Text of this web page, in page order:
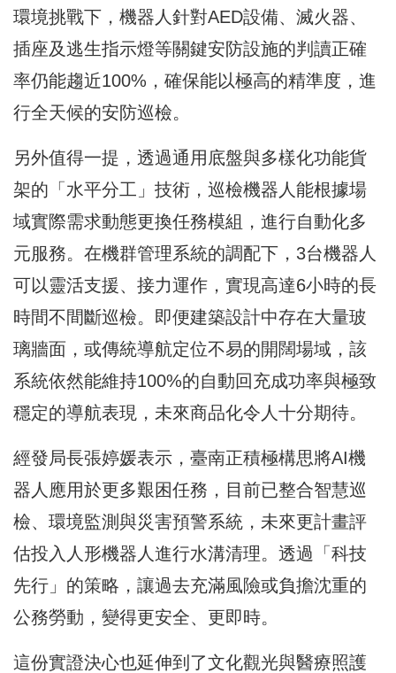
環境挑戰下，機器人針對AED設備、滅火器、
插座及逃生指示燈等關鍵安防設施的判讀正確
率仍能趨近100%，確保能以極高的精準度，進
行全天候的安防巡檢。
另外值得一提，透過通用底盤與多樣化功能貨
架的「水平分工」技術，巡檢機器人能根據場
域實際需求動態更換任務模組，進行自動化多
元服務。在機群管理系統的調配下，3台機器人
可以靈活支援、接力運作，實現高達6小時的長
時間不間斷巡檢。即便建築設計中存在大量玻
璃牆面，或傳統導航定位不易的開闊場域，該
系統依然能維持100%的自動回充成功率與極致
穩定的導航表現，未來商品化令人十分期待。
經發局長張婷媛表示，臺南正積極構思將AI機
器人應用於更多艱困任務，目前已整合智慧巡
檢、環境監測與災害預警系統，未來更計畫評
估投入人形機器人進行水溝清理。透過「科技
先行」的策略，讓過去充滿風險或負擔沈重的
公務勞動，變得更安全、更即時。
這份實證決心也延伸到了文化觀光與醫療照護